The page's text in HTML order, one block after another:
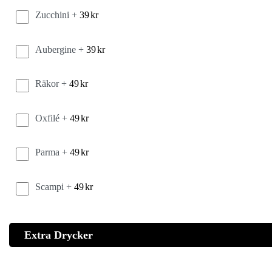
Zucchini + 39kr
Aubergine + 39kr
Räkor + 49kr
Oxfilé + 49kr
Parma + 49kr
Scampi + 49kr
Extra Drycker